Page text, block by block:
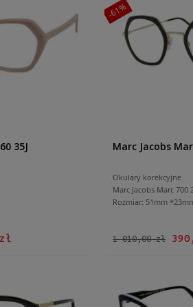
35J Marc Jacobs
Okulary korekcyjne
Marc Jacobs Marc 700
Rozmiar: 51mm
1 010,00 zł
-61%